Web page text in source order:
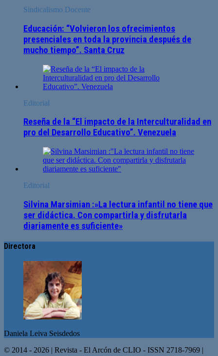
Sindicalismo Docente
Educación: “Volvieron los ofrecimientos
presenciales en toda la provincia después de
mucho tiempo”. Santa Cruz
Editorial
Reseña de la “El impacto de la Interculturalidad en
pro del Desarrollo Educativo”. Venezuela
Editorial
Silvina Marsimian :»La lectura infantil no tiene que
ser didáctica. Con compartirla y disfrutarla
diariamente es suficiente»
Directora
Daniela Leiva Seisdedos
© 2014 - 2026 | Revista - El Arcón de CLIO - ISSN 2718-7969 |